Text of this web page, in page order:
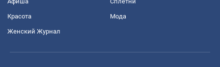
Красота Мода
Женский Журнал